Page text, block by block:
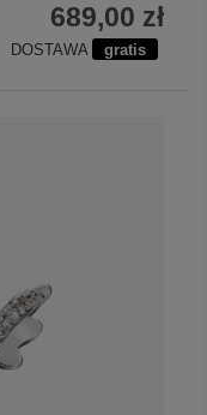
689,00 zł
DOSTAWA gratis